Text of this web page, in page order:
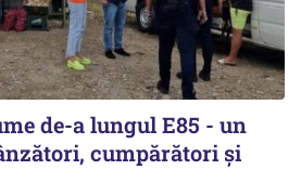
de-a lungul E85 - un
cumpărători și